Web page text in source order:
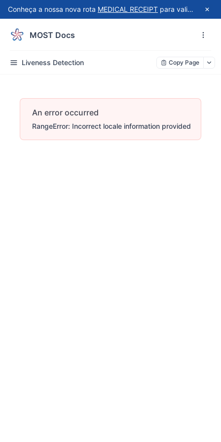
Conheça a nossa nova rota MEDICAL RECEIPT para validação automatizada de recibos do Receita Saúde!
MOST Docs
Liveness Detection Copy Page
An error occurred
RangeError: Incorrect locale information provided